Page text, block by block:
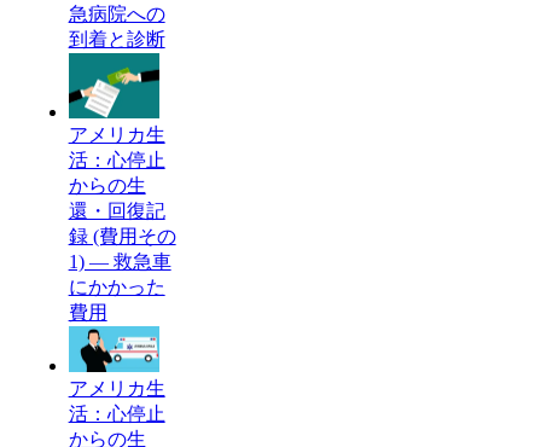
急病院への
到着と診断
アメリカ生
活：心停止
からの生
還・回復記
録 (費用その
1) — 救急車
にかかった
費用
アメリカ生
活：心停止
からの生